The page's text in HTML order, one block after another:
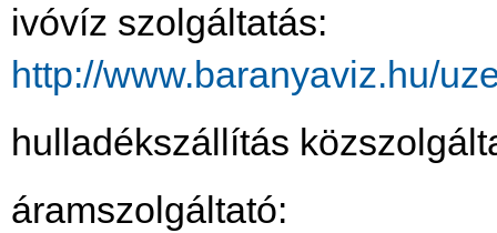
ivóvíz szolgáltatás:
http://www.baranyaviz.hu/
hulladékszállítás
áramszolgáltató: